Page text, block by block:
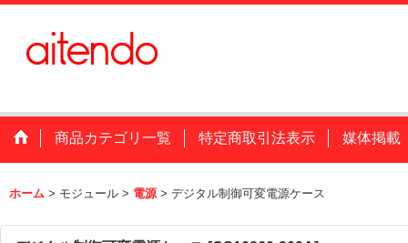
商品カテゴリ一覧 特定商取引法表示 媒体掲載
ホーム > モジュール > 電源 > デジタル制御可変電源ケース